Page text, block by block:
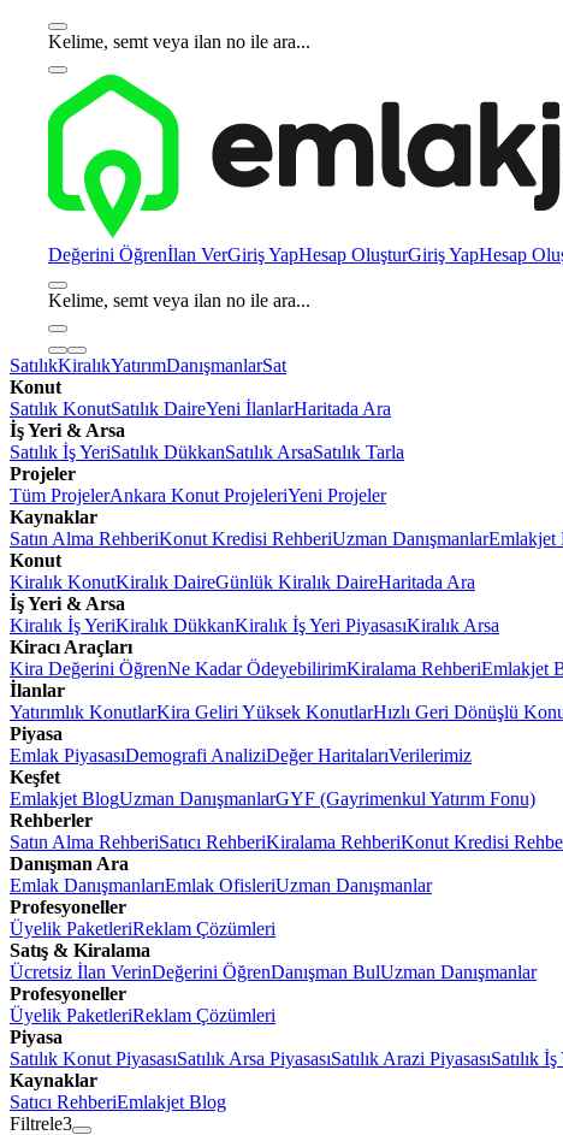
Kelime, semt veya ilan no ile ara...
Değerini Öğrenİlan VerGiriş YapHesap OluşturGiriş YapHesap
Kelime, semt veya ilan no ile ara...
SatılıkKiralıkYatırımDanışmanlarSat
Konut
Satılık KonutSatılık DaireYeni İlanlarHaritada Ara
İş Yeri & Arsa
Satılık İş YeriSatılık DükkanSatılık ArsaSatılık Tarla
Projeler
Tüm ProjelerAnkara Konut ProjeleriYeni Projeler
Kaynaklar
Satın Alma RehberiKonut Kredisi RehberiUzman DanışmanlarEmlakjet
Konut
Kiralık KonutKiralık DaireGünlük Kiralık DaireHaritada Ara
İş Yeri & Arsa
Kiralık İş YeriKiralık DükkanKiralık İş Yeri PiyasasıKiralık Arsa
Kiracı Araçları
Kira Değerini ÖğrenNe Kadar ÖdeyebilirimKiralama RehberiEmlakjet
İlanlar
Yatırımlık KonutlarKira Geliri Yüksek KonutlarHızlı Geri Dönüşlü
Piyasa
Emlak PiyasasıDemografi AnaliziDeğer HaritalarıVerilerimiz
Keşfet
Emlakjet BlogUzman DanışmanlarGYF (Gayrimenkul Yatırım Fonu)
Rehberler
Satın Alma RehberiSatıcı RehberiKiralama RehberiKonut Kredisi
Danışman Ara
Emlak DanışmanlarıEmlak OfisleriUzman Danışmanlar
Profesyoneller
Üyelik PaketleriReklam Çözümleri
Satış & Kiralama
Ücretsiz İlan VerinDeğerini ÖğrenDanışman BulUzman Danışmanlar
Profesyoneller
Üyelik PaketleriReklam Çözümleri
Piyasa
Satılık Konut PiyasasıSatılık Arsa PiyasasıSatılık Arazi PiyasasıSatılık
Kaynaklar
Satıcı RehberiEmlakjet Blog
Filtrele3